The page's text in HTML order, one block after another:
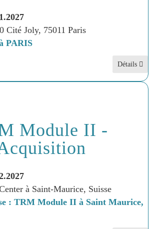
Cité Joly, 75011 Paris
PARIS
Détails
Module II -
à Saint-Maurice, Suisse
: TRM Module II à Saint Maurice,